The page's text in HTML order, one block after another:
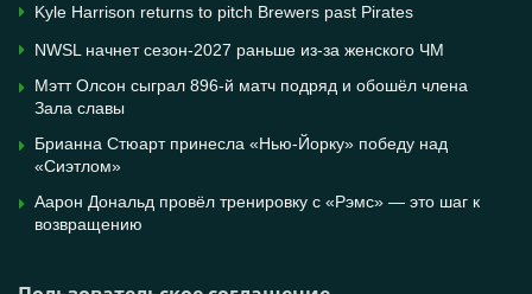
Kyle Harrison returns to pitch Brewers past Pirates
NWSL начнет сезон-2027 раньше из-за женского ЧМ
Мэтт Олсон сыграл 896-й матч подряд и обошёл члена
Зала славы
Брианна Стюарт принесла «Нью-Йорку» победу над
«Сиэтлом»
Аарон Дональд провёл тренировку с «Рэмс» — это шаг к
возвращению